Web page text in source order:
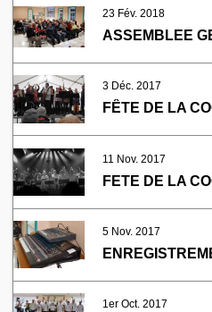
23 Fév. 2018
3 Déc. 2017
11 Nov. 2017
5 Nov. 2017
1er Oct. 2017